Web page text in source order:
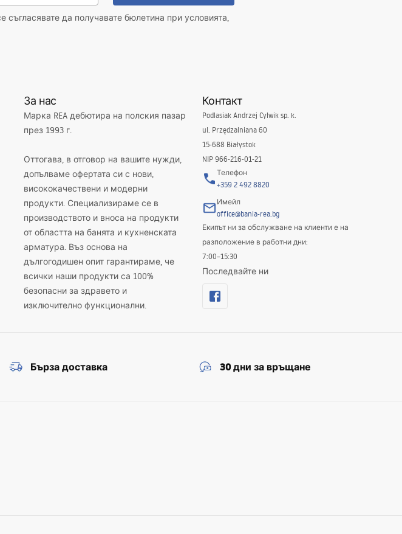
да получавате бюлетина при условията,
За нас
Марка REA дебютира на полския пазар
през 1993 г.
Оттогава, в отговор на вашите нужди,
допълваме офертата си с нови,
висококачествени и модерни
продукти. Специализираме се в
производството и вноса на продукти
от областта на банята и кухненската
арматура. Въз основа на
дългогодишен опит гарантираме, че
всички наши продукти са 100%
безопасни за здравето и
изключително функционални.
Контакт
Podlasiak Andrzej Cylwik sp. k.
ul. Przędzalniana 60
15-688 Białystok
NIP 966-216-01-21
Телефон
+359 2 492 8820
Имейл
office@bania-rea.bg
Екипът ни за обслужване на клиенти е на
разположение в работни дни:
7:00–15:30
Последвайте ни
Бърза доставка 30 дни за връщане